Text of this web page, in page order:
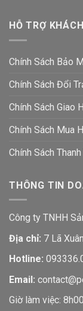
HỖ TRỢ
Chính Sách Bảo
Chính Sách Đổi
Chính Sách Giao
Chính Sách Mua
Chính Sách Thanh
THÔNG TIN
Công ty TNHH
Địa chỉ: 7 Lã
Hotline:
Email:
Giờ làm việc: